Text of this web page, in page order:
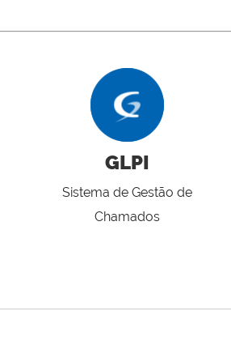
GLPI
Sistema de Gestão de
Chamados